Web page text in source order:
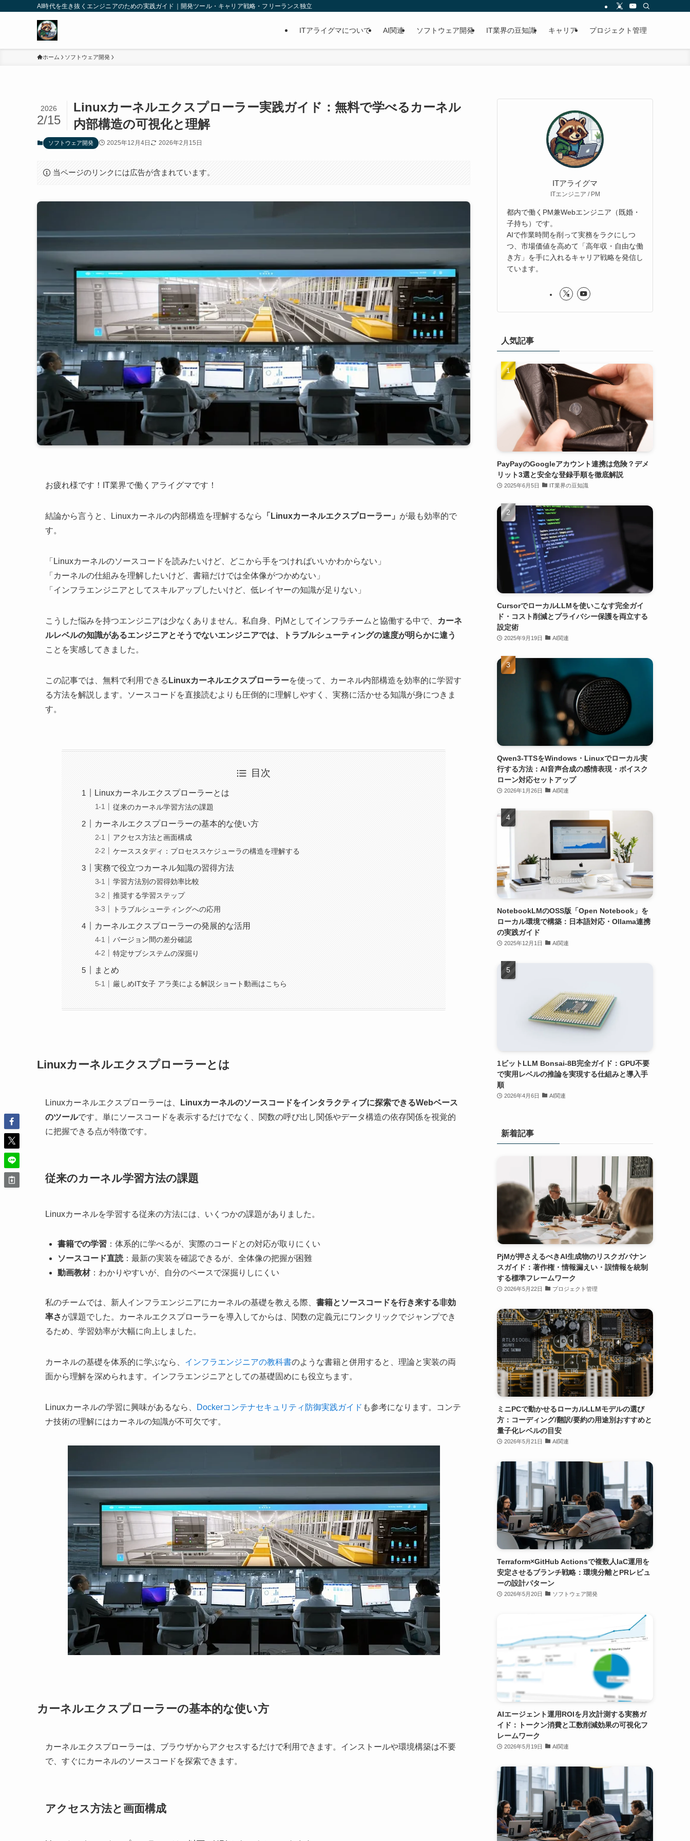
AI時代を生き抜くエンジニアのための実践ガイド｜開発ツール・キャリア戦略・フリーランス独立
ITアライグマについて AI関連 ソフトウェア開発 IT業界の豆知識 キャリア プロジェクト管理
ホーム ソフトウェア開発
Linuxカーネルエクスプローラー実践ガイド：無料で学べるカーネル
内部構造の可視化と理解
2026
2/15
ソフトウェア開発 2025年12月4日 2026年2月15日
当ページのリンクには広告が含まれています。
お疲れ様です！IT業界で働くアライグマです！
結論から言うと、Linuxカーネルの内部構造を理解するなら 「Linuxカーネルエクスプローラー」 が最も効率的で
す。
「Linuxカーネルのソースコードを読みたいけど、どこから手をつければいいかわからない」
「カーネルの仕組みを理解したいけど、書籍だけでは全体像がつかめない」
「インフラエンジニアとしてスキルアップしたいけど、低レイヤーの知識が足りない」
こうした悩みを持つエンジニアは少なくありません。私自身、PjMとしてインフラチームと協働する中で、
カーネ
ルレベルの知識があるエンジニアとそうでないエンジニアでは、トラブルシューティングの速度が明らかに違う
ことを実感してきました。
この記事では、無料で利用できる Linuxカーネルエクスプローラーを使って、カーネル内部構造を効率的に学習す
る方法を解説します。ソースコードを直接読むよりも圧倒的に理解しやすく、実務に活かせる知識が身につきま
す。
目次
Linuxカーネルエクスプローラーとは
従来のカーネル学習方法の課題
カーネルエクスプローラーの基本的な使い方
アクセス方法と画面構成
ケーススタディ：プロセススケジューラの構造を理解する
実務で役立つカーネル知識の習得方法
学習方法別の習得効率比較
推奨する学習ステップ
トラブルシューティングへの応用
カーネルエクスプローラーの発展的な活用
バージョン間の差分確認
特定サブシステムの深掘り
まとめ
厳しめIT女子 アラ美による解説ショート動画はこちら
Linuxカーネルエクスプローラーとは
Linuxカーネルエクスプローラーは、
Linuxカーネルのソースコードをインタラクティブに探索できるWebベース
のツールです。単にソースコードを表示するだけでなく、関数の呼び出し関係やデータ構造の依存関係を視覚的
に把握できる点が特徴です。
従来のカーネル学習方法の課題
Linuxカーネルを学習する従来の方法には、いくつかの課題がありました。
書籍での学習 ：体系的に学べるが、実際のコードとの対応が取りにくい
ソースコード直読：最新の実装を確認できるが、全体像の把握が困難
動画教材：わかりやすいが、自分のペースで深掘りしにくい
私のチームでは、新人インフラエンジニアにカーネルの基礎を教える際、 書籍とソースコードを行き来する非効
率さが課題でした。カーネルエクスプローラーを導入してからは、関数の定義元にワンクリックでジャンプでき
るため、学習効率が大幅に向上しました。
カーネルの基礎を体系的に学ぶなら、 インフラエンジニアの教科書のような書籍と併用すると、理論と実装の両
面から理解を深められます。インフラエンジニアとしての基礎固めにも役立ちます。
Linuxカーネルの学習に興味があるなら、 Dockerコンテナセキュリティ防御実践ガイド も参考になります。コンテ
ナ技術の理解にはカーネルの知識が不可欠です。
カーネルエクスプローラーの基本的な使い方
カーネルエクスプローラーは、ブラウザからアクセスするだけで利用できます。インストールや環境構築は不要
で、すぐにカーネルのソースコードを探索できます。
アクセス方法と画面構成
ITアライグマ
ITエンジニア / PM
都内で働くPM兼Webエンジニア（既婚・
子持ち）です。
AIで作業時間を削って実務をラクにしつ
つ、市場価値を高めて「高年収・自由な働
き方」を手に入れるキャリア戦略を発信し
ています。
人気記事
PayPayのGoogleアカウント連携は危険？デメ
リット3選と安全な登録手順を徹底解説
2025年6月5日 IT業界の豆知識
CursorでローカルLLMを使いこなす完全ガイ
ド・コスト削減とプライバシー保護を両立する
設定術
2025年9月19日 AI関連
Qwen3-TTSをWindows・Linuxでローカル実
行する方法：AI音声合成の感情表現・ボイスク
ローン対応セットアップ
2026年1月26日 AI関連
NotebookLMのOSS版「Open Notebook」を
ローカル環境で構築：日本語対応・Ollama連携
の実践ガイド
2025年12月1日 AI関連
1ビットLLM Bonsai-8B完全ガイド：GPU不要
で実用レベルの推論を実現する仕組みと導入手
順
2026年4月6日 AI関連
新着記事
PjMが押さえるべきAI生成物のリスクガバナン
スガイド：著作権・情報漏えい・誤情報を統制
する標準フレームワーク
2026年5月22日 プロジェクト管理
ミニPCで動かせるローカルLLMモデルの選び
方：コーディング/翻訳/要約の用途別おすすめと
量子化レベルの目安
2026年5月21日 AI関連
Terraform×GitHub Actionsで複数人IaC運用を
安定させるブランチ戦略：環境分離とPRレビュ
ーの設計パターン
2026年5月20日 ソフトウェア開発
AIエージェント運用ROIを月次計測する実務ガ
イド：トークン消費と工数削減効果の可視化フ
レームワーク
2026年5月19日 AI関連